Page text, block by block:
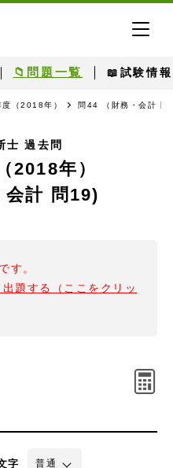
📁問題一覧 📖試験情報
（2018年） 問44 （財務・会計 問
士 過去問
2018年）
会計 問19)
す。
出題する（ここをクリッ
字